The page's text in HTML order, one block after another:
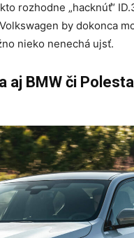
rozhodne „hacknúť“
by dokonca
nieko nenechá ujsť.
aj BMW či